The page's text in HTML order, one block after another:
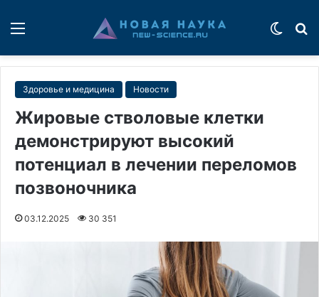
Здоровье и медицина Новости
Жировые стволовые клетки
демонстрируют высокий
потенциал в лечении переломов
позвоночника
03.12.2025 30 351